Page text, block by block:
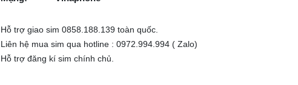
Hỗ trợ giao sim 0858.188.139 toàn quốc.
Liên hệ mua sim qua hotline : 0972.994.994 ( Zalo)
Hỗ trợ đăng kí sim chính chủ.